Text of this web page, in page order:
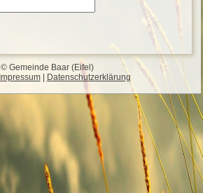
© Gemeinde Baar (Eifel)
Impressum| Datenschutzerklärung